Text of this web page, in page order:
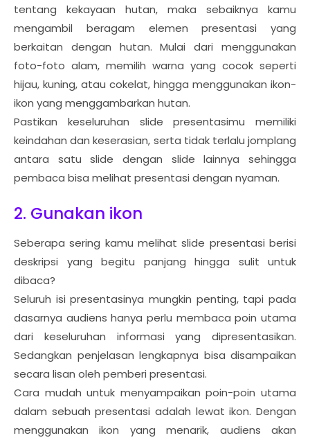
tentang kekayaan hutan, maka sebaiknya kamu
mengambil beragam elemen presentasi yang
berkaitan dengan hutan. Mulai dari menggunakan
foto-foto alam, memilih warna yang cocok seperti
hijau, kuning, atau cokelat, hingga menggunakan ikon-
ikon yang menggambarkan hutan.
Pastikan keseluruhan slide presentasimu memiliki
keindahan dan keserasian, serta tidak terlalu jomplang
antara satu slide dengan slide lainnya sehingga
pembaca bisa melihat presentasi dengan nyaman.
2. Gunakan ikon
Seberapa sering kamu melihat slide presentasi berisi
deskripsi yang begitu panjang hingga sulit untuk
dibaca?
Seluruh isi presentasinya mungkin penting, tapi pada
dasarnya audiens hanya perlu membaca poin utama
dari keseluruhan informasi yang dipresentasikan.
Sedangkan penjelasan lengkapnya bisa disampaikan
secara lisan oleh pemberi presentasi.
Cara mudah untuk menyampaikan poin-poin utama
dalam sebuah presentasi adalah lewat ikon. Dengan
menggunakan ikon yang menarik, audiens akan